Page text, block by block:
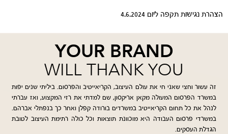
הצהרת נגישות תקפה ליום 4.6.2024
YOUR BRAND
WILL THANK YOU
זה עשור וחצי שאני חי את עולם העיצוב, הקריאייטיב והפרסום. ביליתי שנים יפות
במשרד הפרסום המעולה מקאן אריקסון, שם למדתי את רזי המקצוע, ואז עברתי
לנהל את כל תחום הקריאייטיב במשרדים בורודה קפלן ואחר כך בנפתלי אברהם.
במשרדי פרסום העבודה היא מוכוונת תוצאות וכל כולה רתימת העיצוב לטובת
הגדלת העסקים.